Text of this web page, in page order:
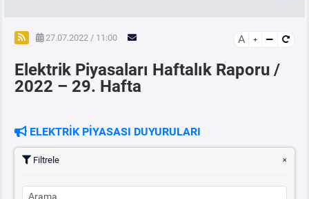
SPOT ELEKTRİK PİYASALARI
ÖRNEK FİNANS BELGELERİ
PİYASAKAYITSÜRECİ
SERBEST TÜKETİCİ
27.07.2022 / 11:00 A
Elektrik Piyasaları Haftalık Raporu /
2022 – 29. Hafta
ELEKTRİK PİYASASI DUYURULARI
Filtrele